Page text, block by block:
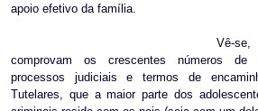
apoio efetivo da família.
Vê-
comprovam os crescentes números de
processos judiciais e termos de
Tutelares, que a maior parte dos